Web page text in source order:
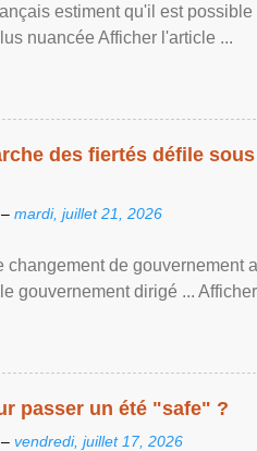
estiment qu'il est
nuancée Afficher l'article ...
des fiertés défile
mardi, juillet 21, 2026
changement de gouvernement
gouvernement dirigé ...
passer un été "safe" ?
vendredi, juillet 17, 2026